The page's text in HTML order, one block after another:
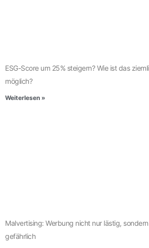
ESG-Score um 25% steigern? Wie ist das
möglich?
Weiterlesen »
Malvertising: Werbung nicht nur lästig,
gefährlich